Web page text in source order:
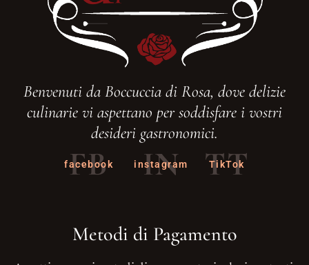
Benvenuti da Boccuccia di Rosa, dove delizie
culinarie vi aspettano per soddisfare i vostri
desideri gastronomici.
FB
facebook IN
instagram TT
TikTok
Metodi di Pagamento